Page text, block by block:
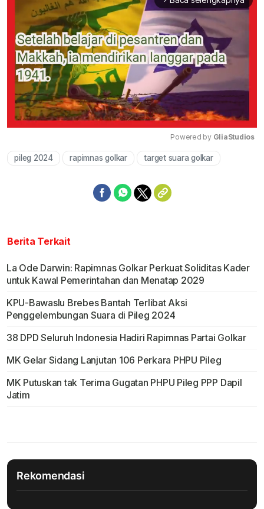
Mute
Powered by GliaStudios
pileg 2024 rapimnas golkar target suara golkar
Berita Terkait
La Ode Darwin: Rapimnas Golkar Perkuat Soliditas Kader
untuk Kawal Pemerintahan dan Menatap 2029
KPU-Bawaslu Brebes Bantah Terlibat Aksi
Penggelembungan Suara di Pileg 2024
38 DPD Seluruh Indonesia Hadiri Rapimnas Partai Golkar
MK Gelar Sidang Lanjutan 106 Perkara PHPU Pileg
MK Putuskan tak Terima Gugatan PHPU Pileg PPP Dapil
Jatim
Rekomendasi